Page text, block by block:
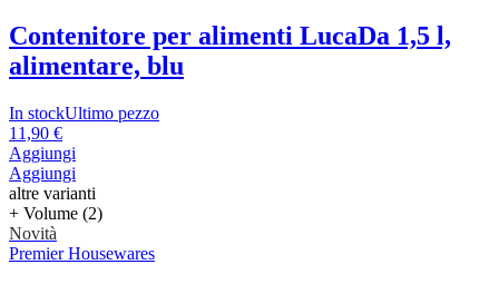
Contenitore per alimenti LucaDa 1,5 l,
alimentare, blu
In stockUltimo pezzo
11,90 €
Aggiungi
Aggiungi
altre varianti
+ Volume (2)
Novità
Premier Housewares